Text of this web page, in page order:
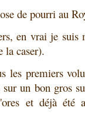
de pourri au
en vrai je suis
la caser).
les premiers
un bon gros
et déjà été